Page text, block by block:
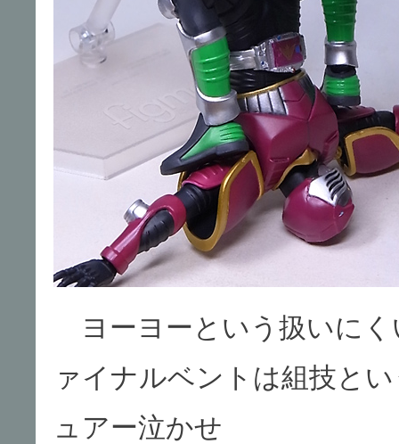
ヨーヨーという扱いにく
ァイナルベントは組技と
ュアー泣かせ